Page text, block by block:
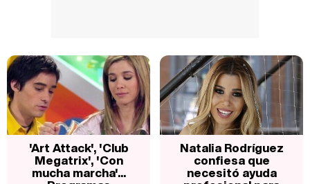
'Art Attack', 'Club
Megatrix', 'Con
mucha marcha'...
Natalia Rodríguez
confiesa que
necesitó ayuda